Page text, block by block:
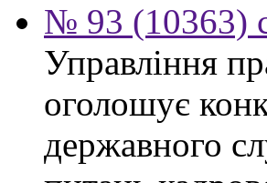
№ 93 (10363)
Управління
оголошує
державного